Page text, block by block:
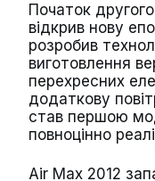
Початок
відкрив нову
розробив
виготовлення
перехресних
додаткову
став першою
повноцінно
Air Max 2012